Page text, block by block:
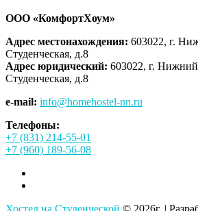
ООО «КомфортХоум»
Адрес местонахождения: 603022, г.
Студенческая, д.8
Адрес юридический: 603022, г.
Студенческая, д.8
e-mail: info@homehostel-nn.ru
Телефоны:
+7 (831) 214-55-01
+7 (960) 189-56-08